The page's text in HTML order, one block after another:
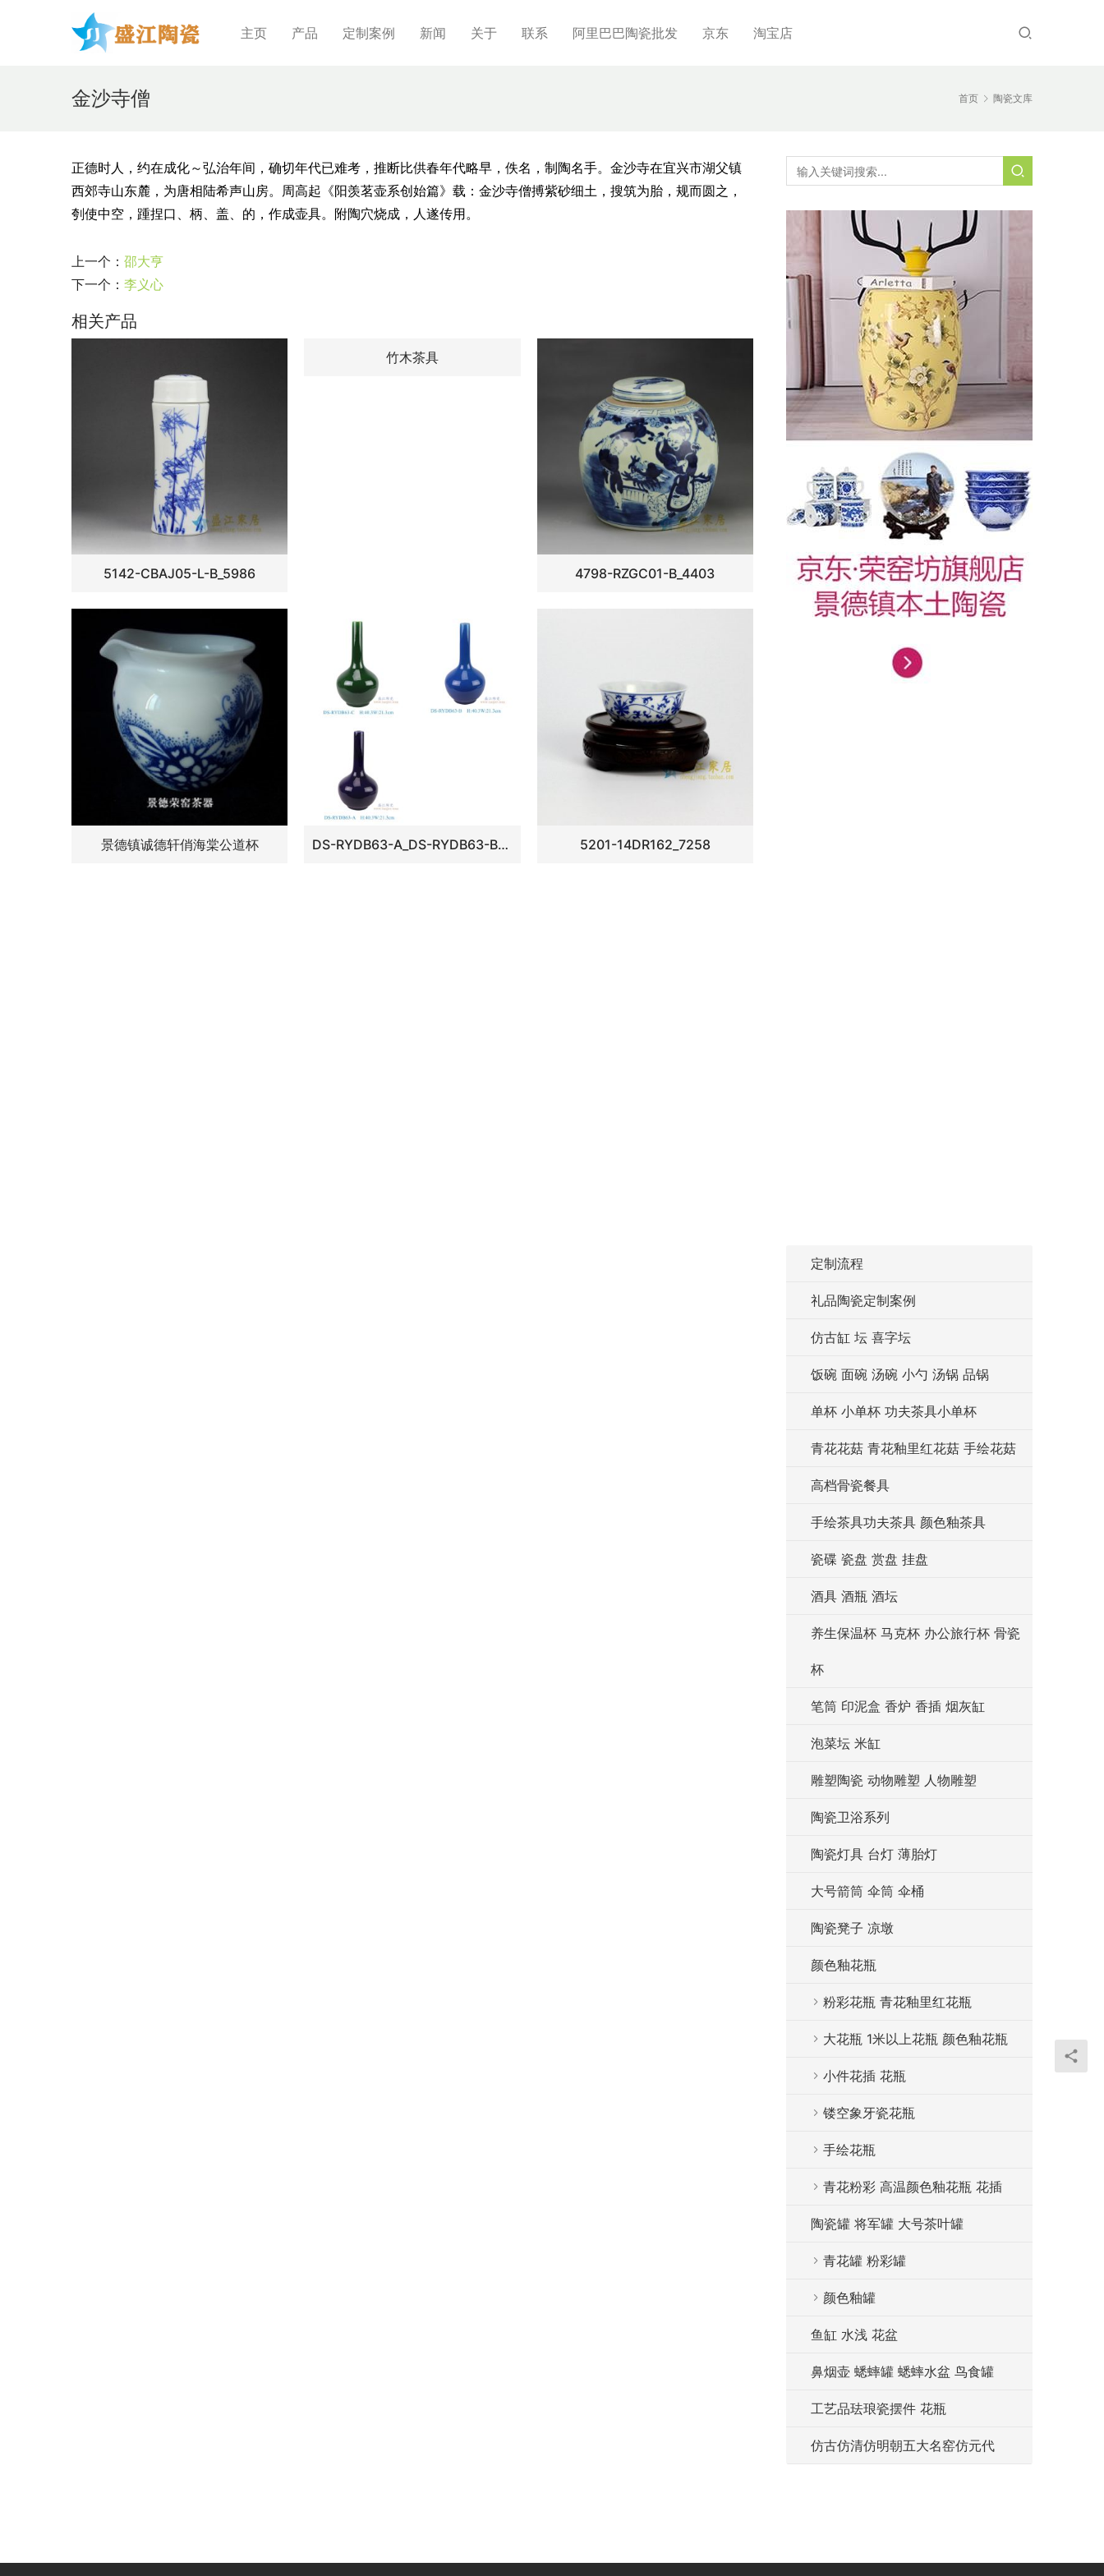
主页 产品 定制案例 新闻 关于 联系 阿里巴巴陶瓷批发 京东 淘宝店
首页 陶瓷文库
金沙寺僧
正德时人，约在成化～弘治年间，确切年代已难考，推断比供春年代略早，佚名，制陶名手。金沙寺在宜兴市湖父镇
西郊寺山东麓，为唐相陆希声山房。周高起《阳羡茗壶系创始篇》载：金沙寺僧搏紫砂细土，搜筑为胎，规而圆之，
刳使中空，踵捏口、柄、盖、的，作成壶具。附陶穴烧成，人遂传用。
上一个： 邵大亨
下一个： 李义心
相关产品
5142-CBAJ05-L-B_5986
竹木茶具
4798-RZGC01-B_4403
景德镇诚德轩俏海棠公道杯 DS-RYDB63-A_DS-RYDB63-B_DS-RYDB63-C绿色 湖蓝 深蓝胆瓶灯具 5201-14DR162_7258
定制流程
礼品陶瓷定制案例
仿古缸 坛 喜字坛
饭碗 面碗 汤碗 小勺 汤锅 品锅
单杯 小单杯 功夫茶具小单杯
青花花菇 青花釉里红花菇 手绘花菇
高档骨瓷餐具
手绘茶具功夫茶具 颜色釉茶具
瓷碟 瓷盘 赏盘 挂盘
酒具 酒瓶 酒坛
养生保温杯 马克杯 办公旅行杯 骨瓷
杯
笔筒 印泥盒 香炉 香插 烟灰缸
泡菜坛 米缸
雕塑陶瓷 动物雕塑 人物雕塑
陶瓷卫浴系列
陶瓷灯具 台灯 薄胎灯
大号箭筒 伞筒 伞桶
陶瓷凳子 凉墩
颜色釉花瓶
粉彩花瓶 青花釉里红花瓶
大花瓶 1米以上花瓶 颜色釉花瓶
小件花插 花瓶
镂空象牙瓷花瓶
手绘花瓶
青花粉彩 高温颜色釉花瓶 花插
陶瓷罐 将军罐 大号茶叶罐
青花罐 粉彩罐
颜色釉罐
鱼缸 水浅 花盆
鼻烟壶 蟋蟀罐 蟋蟀水盆 鸟食罐
工艺品珐琅瓷摆件 花瓶
仿古仿清仿明朝五大名窑仿元代